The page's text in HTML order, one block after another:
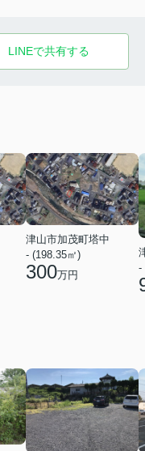
LINEで共有する
津山市加茂町塔中
- (198.35㎡)
300万円
-